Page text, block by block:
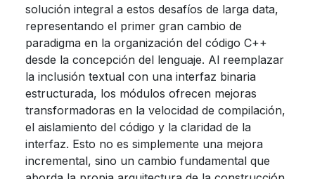
solución integral a estos desafíos de larga data,
representando el primer gran cambio de
paradigma en la organización del código C++
desde la concepción del lenguaje. Al reemplazar
la inclusión textual con una interfaz binaria
estructurada, los módulos ofrecen mejoras
transformadoras en la velocidad de compilación,
el aislamiento del código y la claridad de la
interfaz. Esto no es simplemente una mejora
incremental, sino un cambio fundamental que